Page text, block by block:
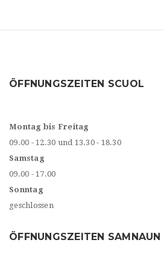
ÖFFNUNGSZEITEN SCUOL
Montag bis Freitag
09.00 - 12.30 und 13.30 - 18.30
Samstag
09.00 - 17.00
Sonntag
geschlossen
ÖFFNUNGSZEITEN SAMNAUN